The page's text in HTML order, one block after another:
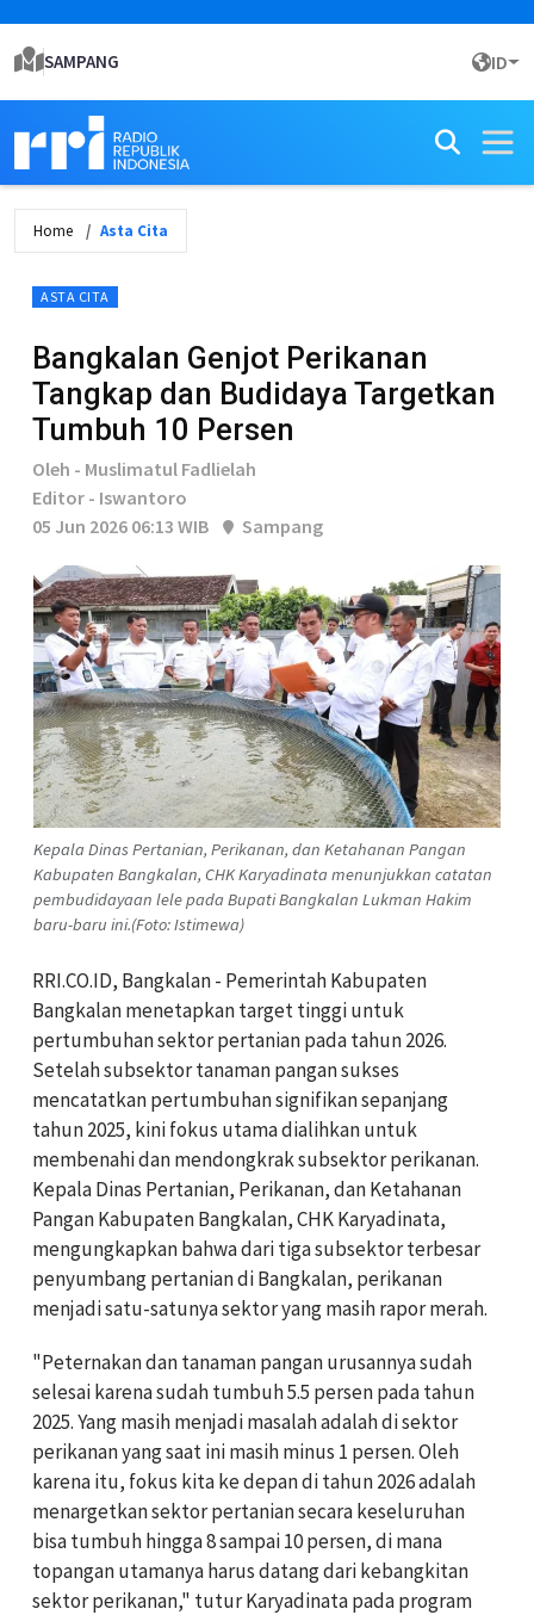
SAMPANG ID
Home Asta Cita
ASTA CITA
Bangkalan Genjot Perikanan
Tangkap dan Budidaya Targetkan
Tumbuh 10 Persen
Oleh - Muslimatul Fadlielah
Editor - Iswantoro
05 Jun 2026 06:13 WIB
Sampang
Kepala Dinas Pertanian, Perikanan, dan Ketahanan Pangan
Kabupaten Bangkalan, CHK Karyadinata menunjukkan catatan
pembudidayaan lele pada Bupati Bangkalan Lukman Hakim
baru-baru ini.(Foto: Istimewa)
RRI.CO.ID, Bangkalan - Pemerintah Kabupaten
Bangkalan menetapkan target tinggi untuk
pertumbuhan sektor pertanian pada tahun 2026.
Setelah subsektor tanaman pangan sukses
mencatatkan pertumbuhan signifikan sepanjang
tahun 2025, kini fokus utama dialihkan untuk
membenahi dan mendongkrak subsektor perikanan.
Kepala Dinas Pertanian, Perikanan, dan Ketahanan
Pangan Kabupaten Bangkalan, CHK Karyadinata,
mengungkapkan bahwa dari tiga subsektor terbesar
penyumbang pertanian di Bangkalan, perikanan
menjadi satu-satunya sektor yang masih rapor merah.
"Peternakan dan tanaman pangan urusannya sudah
selesai karena sudah tumbuh 5.5 persen pada tahun
2025. Yang masih menjadi masalah adalah di sektor
perikanan yang saat ini masih minus 1 persen. Oleh
karena itu, fokus kita ke depan di tahun 2026 adalah
menargetkan sektor pertanian secara keseluruhan
bisa tumbuh hingga 8 sampai 10 persen, di mana
topangan utamanya harus datang dari kebangkitan
sektor perikanan," tutur Karyadinata pada program